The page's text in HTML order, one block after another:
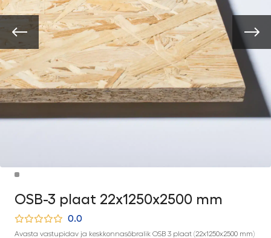
OSB-3 plaat 22x1250x2500 mm
0.0
Avasta vastupidav ja keskkonnasõbralik OSB 3 plaat (22x1250x2500 mm)